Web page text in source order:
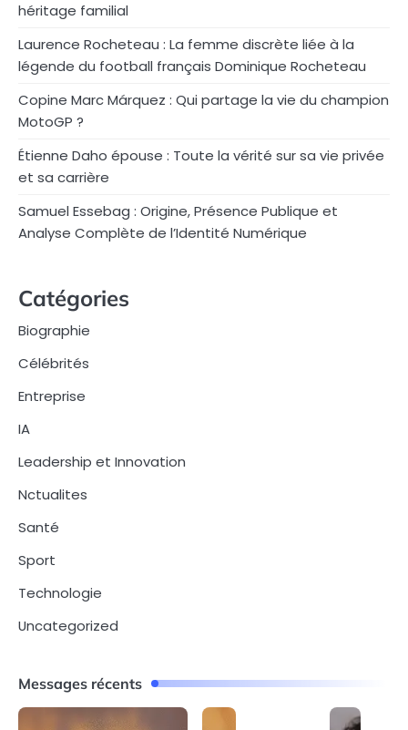
héritage familial
Laurence Rocheteau : La femme discrète liée à la
légende du football français Dominique Rocheteau
Copine Marc Márquez : Qui partage la vie du champion
MotoGP ?
Étienne Daho épouse : Toute la vérité sur sa vie privée
et sa carrière
Samuel Essebag : Origine, Présence Publique et
Analyse Complète de l’Identité Numérique
Catégories
Biographie
Célébrités
Entreprise
IA
Leadership et Innovation
Nctualites
Santé
Sport
Technologie
Uncategorized
Messages récents